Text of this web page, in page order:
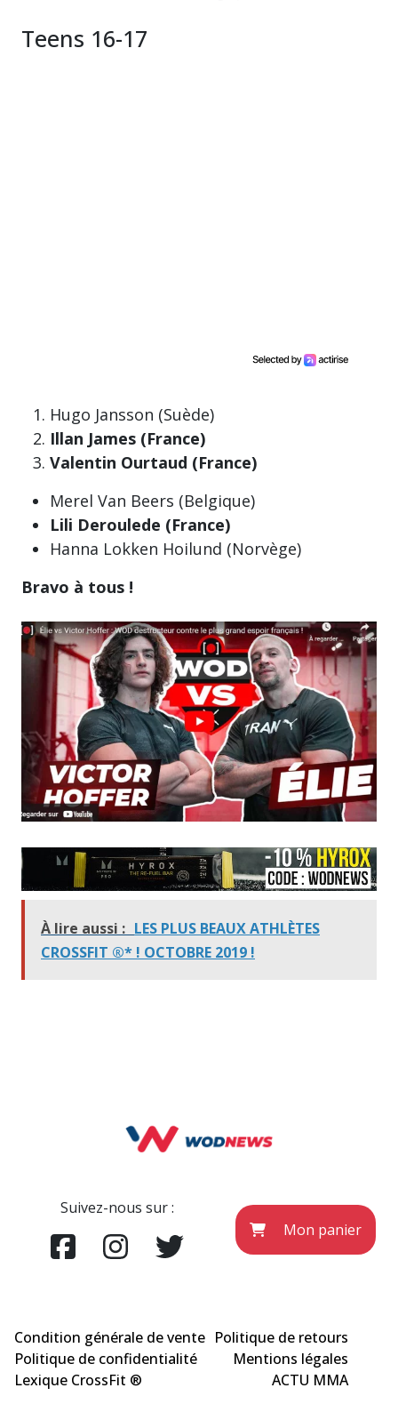
Teens 16-17
Hugo Jansson (Suède)
Illan James (France)
Valentin Ourtaud (France)
Merel Van Beers (Belgique)
Lili Deroulede (France)
Hanna Lokken Hoilund (Norvège)
Bravo à tous !
À lire aussi : LES PLUS BEAUX ATHLÈTES
CROSSFIT ®* ! OCTOBRE 2019 !
Suivez-nous sur :
Mon panier
Condition générale de vente Politique de retours
Politique de confidentialité
Mentions légales
Lexique CrossFit ®
ACTU MMA